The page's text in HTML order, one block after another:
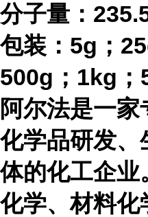
分子量：
包装： 5g；
500g；1kg；
阿尔法是一
化学品研发、
体的化工企业
化学、材料化